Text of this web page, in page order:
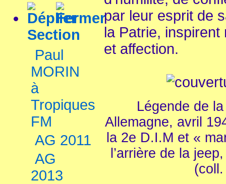
Section
Paul
MORIN
à
Tropiques
FM
AG 2011
AG
2013
par leur esprit de
la Patrie,
et affection.
Légende de
Allemagne, avril
la 2e D.I.M et «
l’arrière de la
(coll.